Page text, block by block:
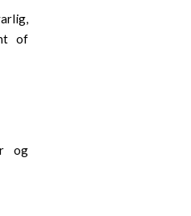
of
og